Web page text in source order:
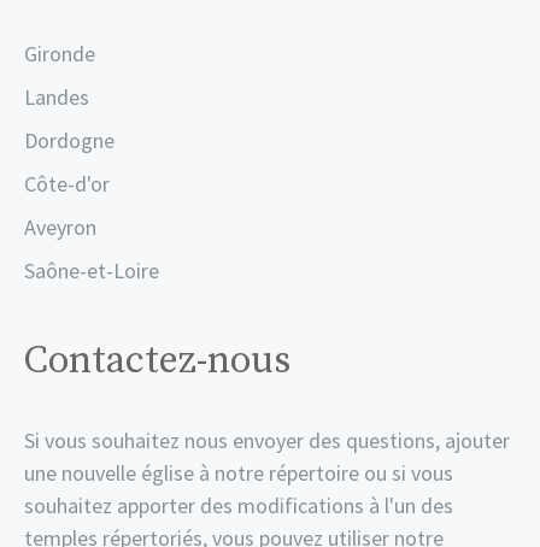
Gironde
Landes
Dordogne
Côte-d'or
Aveyron
Saône-et-Loire
Contactez-nous
Si vous souhaitez nous envoyer des questions, ajouter
une nouvelle église à notre répertoire ou si vous
souhaitez apporter des modifications à l'un des
temples répertoriés, vous pouvez utiliser notre